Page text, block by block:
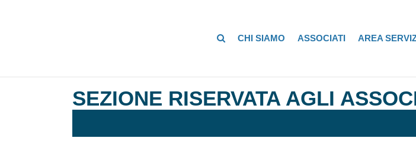
CHI SIAMO ASSOCIATI AREA
SEZIONE RISERVATA AGLI